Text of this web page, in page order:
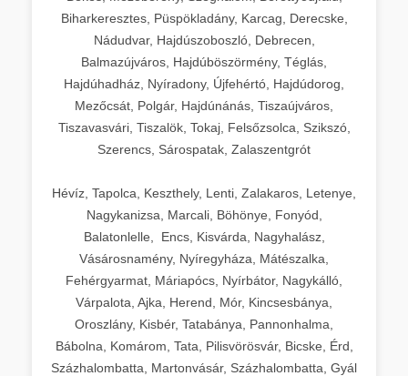
Biharkeresztes, Püspökladány, Karcag, Derecske,
Nádudvar, Hajdúszoboszló, Debrecen,
Balmazújváros, Hajdúböszörmény, Téglás,
Hajdúhadház, Nyíradony, Újfehértó, Hajdúdorog,
Mezőcsát, Polgár, Hajdúnánás, Tiszaújváros,
Tiszavasvári, Tiszalök, Tokaj, Felsőzsolca, Szikszó,
Szerencs, Sárospatak, Zalaszentgrót
Hévíz, Tapolca, Keszthely, Lenti, Zalakaros, Letenye,
Nagykanizsa, Marcali, Böhönye, Fonyód,
Balatonlelle, Encs, Kisvárda, Nagyhalász,
Vásárosnamény, Nyíregyháza, Mátészalka,
Fehérgyarmat, Máriapócs, Nyírbátor, Nagykálló,
Várpalota, Ajka, Herend, Mór, Kincsesbánya,
Oroszlány, Kisbér, Tatabánya, Pannonhalma,
Bábolna, Komárom, Tata, Pilisvörösvár, Bicske, Érd,
Százhalombatta, Martonvásár, Százhalombatta, Gyál